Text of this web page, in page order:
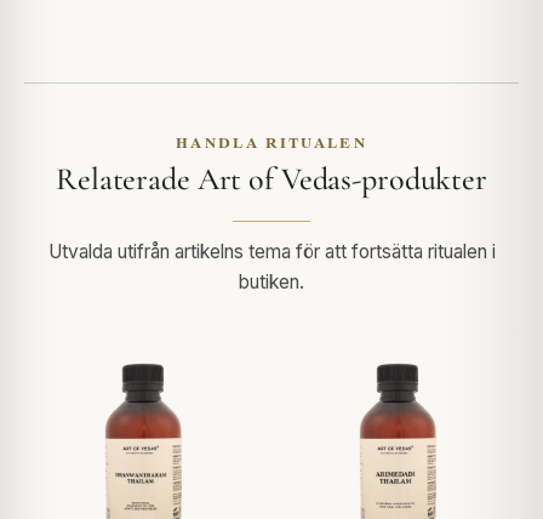
HANDLA RITUALEN
Relaterade Art of Vedas-produkter
Utvalda utifrån artikelns tema för att fortsätta ritualen i
butiken.